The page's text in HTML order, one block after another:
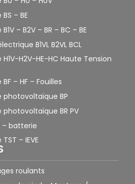
– BE
– B2V – BR – BC – BE
B1VL B2VL BCL
H2V-HE-HC Haute Tension
– HF – Fouilles
BP
BR PV
– batterie
– IEVE
roulants